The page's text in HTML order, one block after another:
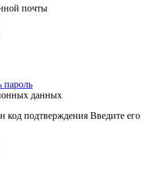
почты
пароль
данных
подтверждения Введите его